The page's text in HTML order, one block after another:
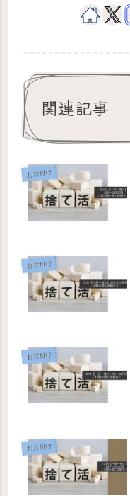
関連記事
お片付け
お片付け
お片付け
お片付け